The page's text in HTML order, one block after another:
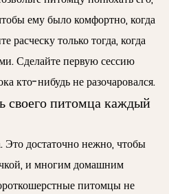
ему было комфортно, когда
расческу только тогда, когда
Сделайте первую сессию
кто-нибудь не разочаровался.
своего питомца каждый
Это достаточно нежно, чтобы
и многим домашним
питомцы не